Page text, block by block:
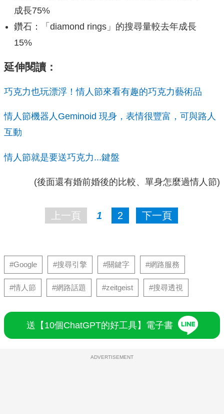
成長75%
鑽石：「diamond rings」的搜尋量較去年成長
15%
延伸閱讀：
巧克力也玩漂浮！情人節來看有趣的巧克力藝術品
情人節機器人Geminoid 現身，表情很豐富，可與路人
互動
情人節就是要送巧克力...鍵盤
(後面還有婚前婚後的比較、單身怎麼過情人節)
上一頁 1 2 下一頁
#Google #搜尋引擎 #關鍵字 #網路服務
#情人節 #網路話題 #zeitgeist #搜尋透視
送【10個ChatGPT的好工具】電子書
ADVERTISEMENT